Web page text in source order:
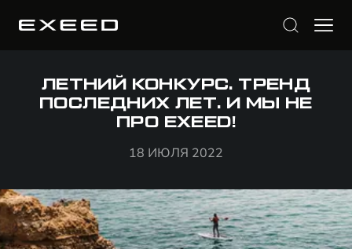
ЛЕТНИЙ КОНКУРС. ТРЕНД
ПОСЛЕДНИХ ЛЕТ. И МЫ НЕ
ПРО EXEED!
18 ИЮЛЯ 2022